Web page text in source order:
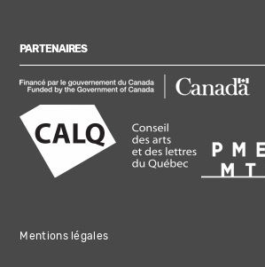
PARTENAIRES
Mentions légales